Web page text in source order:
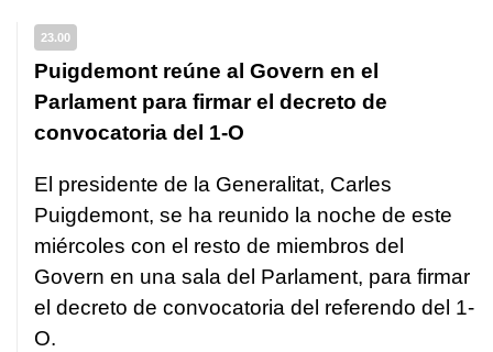
23.00
Puigdemont reúne al Govern en el
Parlament para firmar el decreto de
convocatoria del 1-O
El presidente de la Generalitat, Carles
Puigdemont, se ha reunido la noche de este
miércoles con el resto de miembros del
Govern en una sala del Parlament, para firmar
el decreto de convocatoria del referendo del 1-
O.